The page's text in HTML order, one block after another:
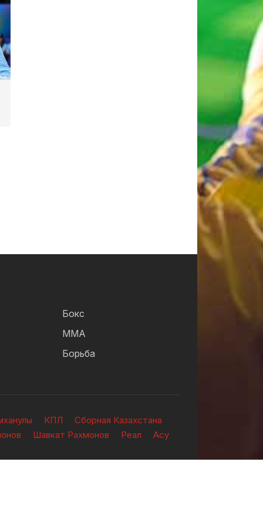
Бокс
ММА
Борьба
КПЛ
Сборная Казахстана
Шавкат Рахмонов Реал Асу